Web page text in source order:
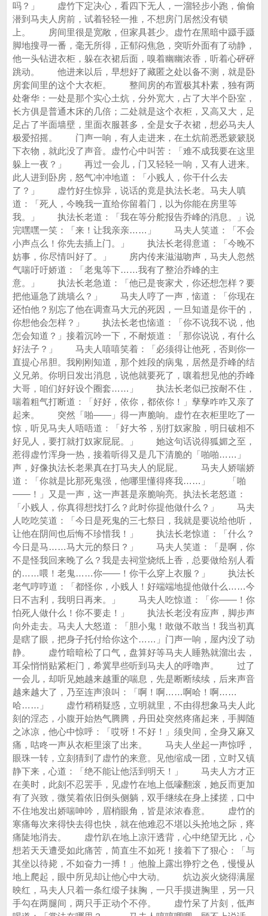
吗？」 虚竹下定决心，看四下无人，一溜轻步小跑，偷偷
潜到马夫人房前，试着轻轻一推，不想房门居然没有锁
上。 房间里很是宽敞，但家具甚少。虚竹在黑暗中蹑手蹑
脚地搜寻一番，毫无所得，正郁闷焦急，突听外面有了动静，
他一头钻进衣柜，躲在衣裙后面，嗅着幽幽浓香，听着心砰砰
跳动。 他进来以后，早想好了藏匿之处以备不测，就是卧
房套间里的这个大衣柜。 整间房的布置极其朴素，独有两
处奢华：一处是那个实心土炕，分外宽大，占了大半个卧室，
长方俱是普通木床的几倍；二处就是这个衣柜，又高又大，足
足占了半面墙壁，里面衣服甚多，全是女子衣裙，想必马夫人
极爱招摇。 门声一响，有人走进来，在土炕前悉悉簌簌脱
下衣物，就此没了声音。虚竹心中叫苦：「难不成我要在这里
躲上一夜？」 再过一会儿，门又轻轻一响，又有人进来。
此人进到卧房，怒气冲冲地道：「小贱人，你干什么去
了？」 虚竹好生惊异，说话的竟是执法长老。马夫人嗔
道：「死人，今晚我一直给你留着门，以为你能在房里等
我。」 执法长老道：「我在等分舵报告乔峰的消息。」说
完嘿嘿一笑：「来！让我亲亲……」 马夫人笑道：「不会
小声点么！你先去插上门。」 执法长老得意道：「今晚不
妨事，你尽情叫好了。」 房内传来滋滋吻声，马夫人忽然
气喘吁吁娇道：「老鬼等下……我有了整治乔峰的主
意。」 执法长老急道：「他已是丧家犬，你还想怎样？要
把他逼急了跳墙么？」 马夫人哼了一声，恼道：「你现在
还怕他？别忘了他在调查马大元的死因，一旦知道是你干的，
你想他会怎样？」 执法长老也恼道：「你不说我不说，他
怎会知道？」接着沉吟一下，不耐烦道：「那你说说，有什么
好法子？」 马夫人嘻嘻笑着：「必须得让他死，否则你一
直提心吊胆。我刚刚知道，那个姓段的病鬼，居然是乔峰的结
义兄弟。你明日发出消息，说他就要死了，嚷着想见他的乔峰
大哥，咱们好好设个圈套……」 执法长老似已按耐不住，
喘着粗气打断道：「好好，依你，都依你！」孳孳咋咋又亲了
起来。 突然「啪——」得一声脆响。虚竹在衣柜里吃了一
惊，听见马夫人唔唔道：「好大爷，别打奴家脸，明日破相不
好见人，要打就打奴家屁屁。」 她这句话说得狐媚之至，
惹得虚竹浑身一热，接着听得又是几下清脆的「啪啪……」
声，好像执法长老果真在打马夫人的屁屁。 马夫人娇喘娇
道：「你就是比那死鬼强，他哪里懂得疼我……」 「啪
——！」又是一声，这一声甚是亲脆响亮。执法长老怒道：
「小贱人，你真得想找打么？此时你提他做什么？」 马夫
人吃吃笑道：「今日是死鬼的三七祭日，我就是要说给他听，
让他在阴间也后悔不珍惜我！」 执法长老惊道：「什么？
今日是马……马大元的祭日？」 马夫人笑道：「是啊，你
不是怪我回来晚了么？我是去祠堂烧纸上香，总要做给别人看
的……喂！老鬼……你——！你干么穿上衣服？」 执法长
老气哼哼道：「都怪你，小贱人！好端端地提他做什么……今
日不吉利，我明日再来。」 马夫人吃惊道：「你——！你
怕死人做什么！你不要走！」 执法长老没有应声，脚步声
向外走去。马夫人大怒道：「胆小鬼！敢做不敢当！我当初真
是瞎了眼，把身子托付给你这个……」门声一响，屋内没了动
静。 虚竹暗暗松了口气，盘算好等马夫人睡熟就溜出去，
耳朵悄悄贴紧柜门，希冀早些听到马夫人的呼噜声。 过了
一会儿，却听见她越来越重的喘息，先是断断续续，后来声音
越来越大了，乃至连声浪叫：「啊！啊……啊哈！啊……
哈……」 虚竹稍稍疑惑，立明就里，不由得想象马夫人此
刻的淫态，小腹开始热气腾腾，丹田处突然疼痛起来，手脚随
之冰凉，他心中惊呼：「哎呀！不好！」须臾间，全身又麻又
痛，咕咚一声从衣柜里滚了出来。 马夫人坐起一声惊呼，
眼珠一转，立刻猜到了虚竹的来意。见他缩成一团，立时又镇
静下来，心道：「绝不能让他活到明天！」 马夫人方才正
在美时，此刻不忍罢手，见虚竹在地上低嚎翻滚，她反而更加
有了兴致，微笑着依旧倒头侧躺，双手继续在身上揉搓，口中
不住地发出娇喘呻吟，眉梢眼角，皆是浓浓春意。 虚竹的
寒痛每次来得快去得也快，就在他难忍不堪以头抢地之际，疼
痛陡地消去。 虚竹趴在地上凉汗透背，心中绝望无比，心
想若天天遭受如此痛苦，简直生不如死！接着下了狠心：「与
其坐以待毙，不如奋力一搏！」他脸上露出狰狞之色，慢慢从
地上爬起，眼中所见却让他心中大动。 炕边炭火烧得满屋
映红，马夫人只着一条红缎子抹胸，一只手摸进胸里，另一只
手勾在两腿间，两只手正动个不停。 虚竹呆了片刻，低声